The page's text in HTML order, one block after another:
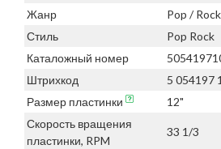
Жанр
Pop / Rock
Стиль
Pop Rock
Каталожный номер
Штрихкод
5 054197
Размер пластинки
12"
Скорость вращения
пластинки, RPM
33 1/3